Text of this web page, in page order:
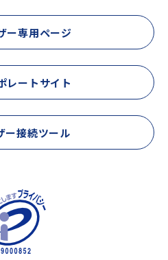
ー専用ページ
レートサイト
ー接続ツール